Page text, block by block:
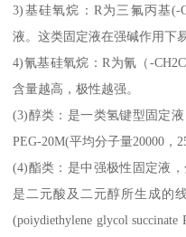
3)基硅氧烷：R为三氟丙基(-
液。这类固定液在强碱作用下
4)氰基硅氧烷：R为氰（-
含量越高，极性越强。
(3)醇类：是一类氢键型固定
PEG-20M(平均分子量20000，
(4)酯类：是中强极性固定液
是二元酸及二元醇所生成的
(poiydiethylene glycol